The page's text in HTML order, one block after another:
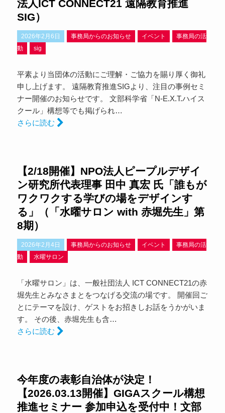
法人ICT CONNECT21 遠隔教育推進
SIG）
2026年2月6日 事務局からのお知らせ イベント
事務局の活
動
sig
平素より当団体の活動にご理解・ご協力を賜り厚く御礼
申し上げます。 遠隔教育推進SIGより、注目の事例セミ
ナー開催のお知らせです。 文部科学省「N-E.X.T.ハイス
クール」構想等でも掲げられ…
さらに読む
【2/18開催】NPO法人ピープルデザイ
ン研究所代表理事 田中 真宏 氏「誰もが
ワクワクする学びの場をデザインす
る」（「水曜サロン with 赤堀先生」第
8期）
2026年2月4日 事務局からのお知らせ イベント
事務局の活
動
水曜サロン
「水曜サロン」は、一般社団法人 ICT CONNECT21の赤
堀先生とみなさまとをつなげる交流の場です。 開催回ご
とにテーマを設け、ゲストをお招きしお話をうかがいま
す。 その後、赤堀先生も含…
さらに読む
今年度の表彰自治体が決定！
【2026.03.13開催】GIGAスクール構想
推進セミナー 参加申込を受付中！文部